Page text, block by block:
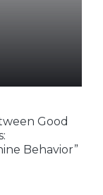
Good
Behavior”